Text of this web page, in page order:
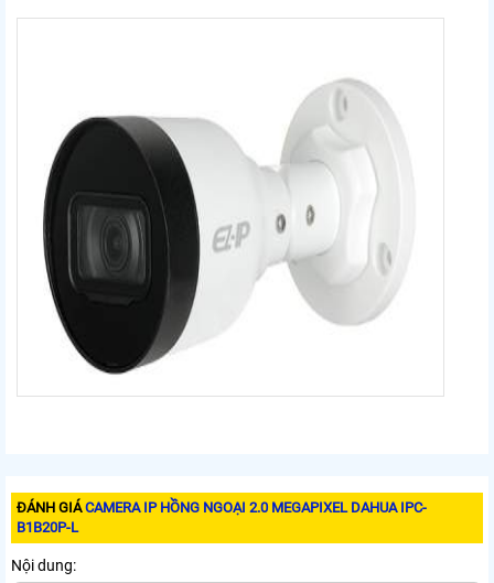
ĐÁNH GIÁCAMERA IP HỒNG NGOẠI 2.0 MEGAPIXEL DAHUA IPC-
B1B20P-L
Nội dung: